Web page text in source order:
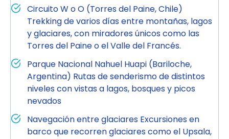
Circuito W o O (Torres del Paine, Chile)
Trekking de varios días entre montañas, lagos
y glaciares, con miradores únicos como las
Torres del Paine o el Valle del Francés.
Parque Nacional Nahuel Huapi (Bariloche,
Argentina) Rutas de senderismo de distintos
niveles con vistas a lagos, bosques y picos
nevados
Navegación entre glaciares Excursiones en
barco que recorren glaciares como el Upsala,